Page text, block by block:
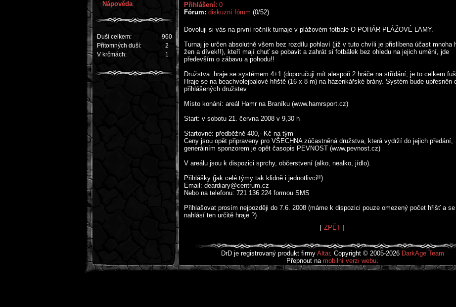
Nápověda
Duší celkem:
960
Přítomných duší:
2
V krčmách:
1
Přihlášení: 0
Fórum: diskuzní fórum (0/52)
Dovoluji si vás na první ročník turnaje v plážovém fotbale O POHÁR PLÁŽOVÉ LAMY.
Turnaj je určen absolutně všem bez rozdílu pohlaví (již v tuto chvíli je přislíbena účast mnoha
žen a dívek!!), kteří mají chuť se pobavit a zahrát si fotbálek bez ohledu na jejich umění, jde
především o zábavu a pohodu!!
Družstva: hraje se systémem 4+1 (doporučuji mít alespoň 2 hráče na střídání, je to celkem
Hraje se na beachvolejbalové hřiště (16 x 8 m) na házenkářské brány. Systém bude upřesněn
přihlášených družstev
Místo konání: areál Hamr na Braníku (www.hamrsport.cz)
Start: v sobotu 21. června 2008 v 9,30 h
Startovné: předběžně 400,- Kč na tým
Ceny jsou opět připraveny pro VŠECHNA zúčastněná družstva, která vydrží do jejich předání,
generálním sponzorem je opět časopis PEVNOST (www.pevnost.cz)
V areálu jsou k dispozici sprchy, občerstvení (alko, nealko, jídlo).
Přihlášky (jak celé týmy tak klidně i jednotlivci!!):
Email: deardiary@centrum.cz
Nebo na telefonu: 721 136 224 formou SMS
Přihlašovat prosím nejpozději do 7.6. 2008 (máme k dispozici pouze omezený počet hřišť a
nahlásí ten určitě hraje ?)
[ ZPĚT ]
DrD je registrovaný produkt firmy Altar. Copyright © 2005-2026 DarkAge Team
Přepnout na mobilní verzi webu.